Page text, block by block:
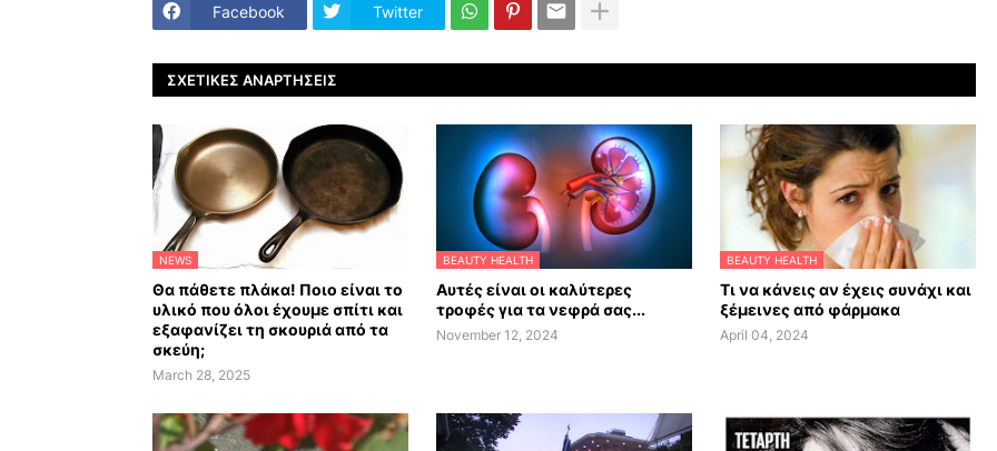
Facebook Twitter
ΣΧΕΤΙΚΈΣ ΑΝΑΡΤΉΣΕΙΣ
NEWS
Θα πάθετε πλάκα! Ποιο είναι το
υλικό που όλοι έχουμε σπίτι και
εξαφανίζει τη σκουριά από τα
σκεύη;
March 28, 2025
BEAUTY HEALTH
Αυτές είναι οι καλύτερες
τροφές για τα νεφρά σας...
November 12, 2024
BEAUTY HEALTH
Τι να κάνεις αν έχεις συνάχι και
ξέμεινες από φάρμακα
April 04, 2024